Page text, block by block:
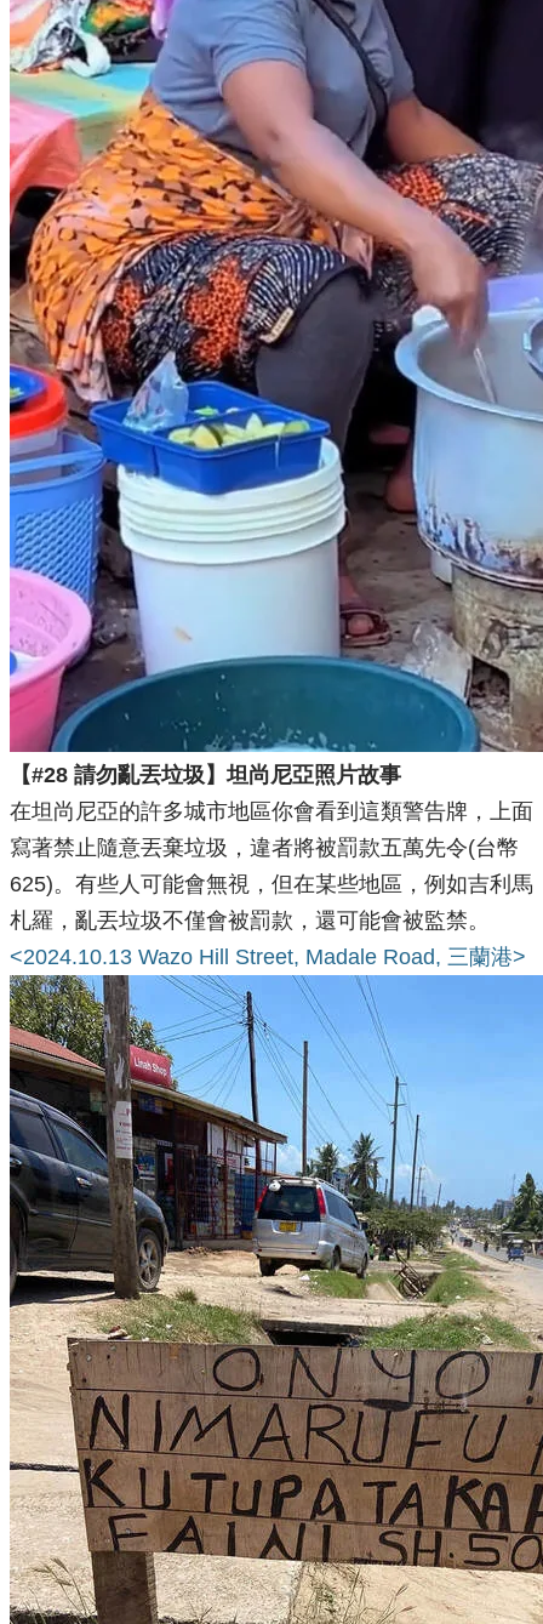
【#28 請勿亂丟垃圾】坦尚尼亞照片故事
在坦尚尼亞的許多城市地區你會看到這類警告牌，上面
寫著禁止隨意丟棄垃圾，違者將被罰款五萬先令(台幣
625)。有些人可能會無視，但在某些地區，例如吉利馬
札羅，亂丟垃圾不僅會被罰款，還可能會被監禁。
<2024.10.13 Wazo Hill Street, Madale Road, 三蘭港>